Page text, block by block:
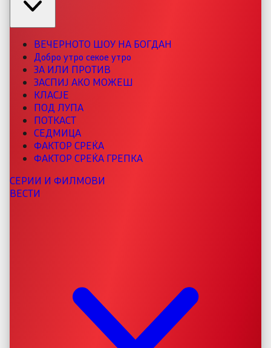
ВЕЧЕРНОТО ШОУ НА БОГДАН
Добро утро секое утро
ЗА ИЛИ ПРОТИВ
ЗАСПИЈ АКО МОЖЕШ
КЛАСЈЕ
ПОД ЛУПА
ПОТКАСТ
СЕДМИЦА
ФАКТОР СРЕЌА
ФАКТОР СРЕЌА ГРЕПКА
СЕРИИ И ФИЛМОВИ
ВЕСТИ